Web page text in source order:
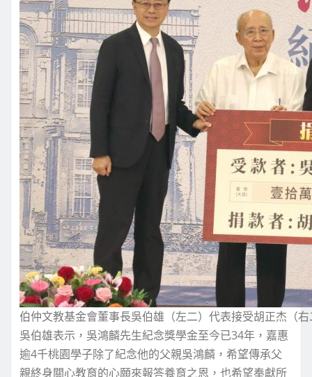
伯仲文教基金會董事長吳伯雄（左二）代表接受胡正杰（
吳伯雄表示，吳鴻麟先生紀念獎學金至今已34年，嘉惠
逾4千桃園學子除了紀念他的父親吳鴻麟，希望傳承父
親終身關心教育的心願來報答養育之恩，也希望奉獻所